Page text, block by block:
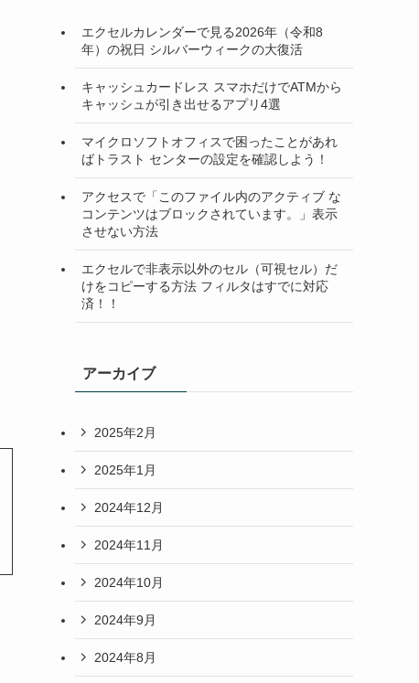
エクセルカレンダーで見る2026年（令和8
年）の祝日 シルバーウィークの大復活
キャッシュカードレス スマホだけでATMから
キャッシュが引き出せるアプリ4選
マイクロソフトオフィスで困ったことがあれ
ばトラスト センターの設定を確認しよう！
アクセスで「このファイル内のアクティブ な
コンテンツはブロックされています。」表示
させない方法
エクセルで非表示以外のセル（可視セル）だ
けをコピーする方法 フィルタはすでに対応
済！！
アーカイブ
2025年2月
2025年1月
2024年12月
2024年11月
2024年10月
2024年9月
2024年8月